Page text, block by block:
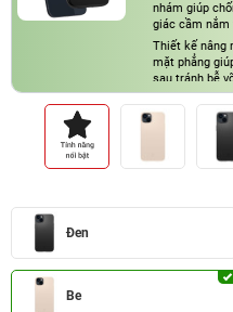
nhám giúp
giác cầm
Thiết kế nâng
mặt phẳng
sau tránh bễ
Đen
Be